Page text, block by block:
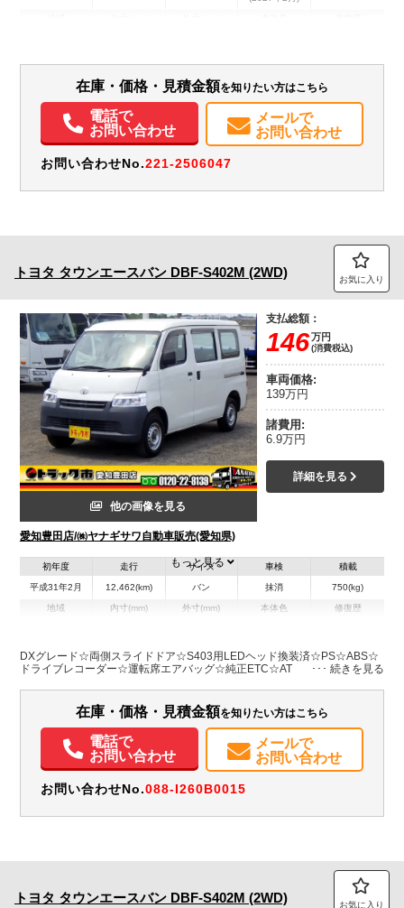
装備情報
エアコン パワステ パワーウィンドウ エアバッグ ETC
在庫・価格・見積金額を知りたい方はこちら
電話で
お問い合わせ
メールで
お問い合わせ
お問い合わせNo.221-2506047
トヨタ タウンエースバン DBF-S402M (2WD) お気に入り
他の画像を見る
愛知豊田店/㈱ヤナギサワ自動車販売(愛知県)
支払総額：
146万円
(消費税込)
車両価格:
139万円
諸費用:
6.9万円
詳細を見る
初年度
平成31年2月
走行
12,462(km)
サイズ
バン
車検
抹消
積載
750(kg)
地域 内寸(mm)
H:1,300
外寸(mm)
H:1,900
本体色 修復歴
パワステ ABS エアバッグ ETC ドラレコ
もっと見る
DXグレード☆両側スライドドア☆S403用LEDヘッド換装済☆PS☆ABS☆
ドライブレコーダー☆運転席エアバッグ☆純正ETC☆AT
在庫・価格・見積金額を知りたい方はこちら
電話で
お問い合わせ
メールで
お問い合わせ
お問い合わせNo.088-I260B0015
トヨタ タウンエースバン DBF-S402M (2WD) お気に入り